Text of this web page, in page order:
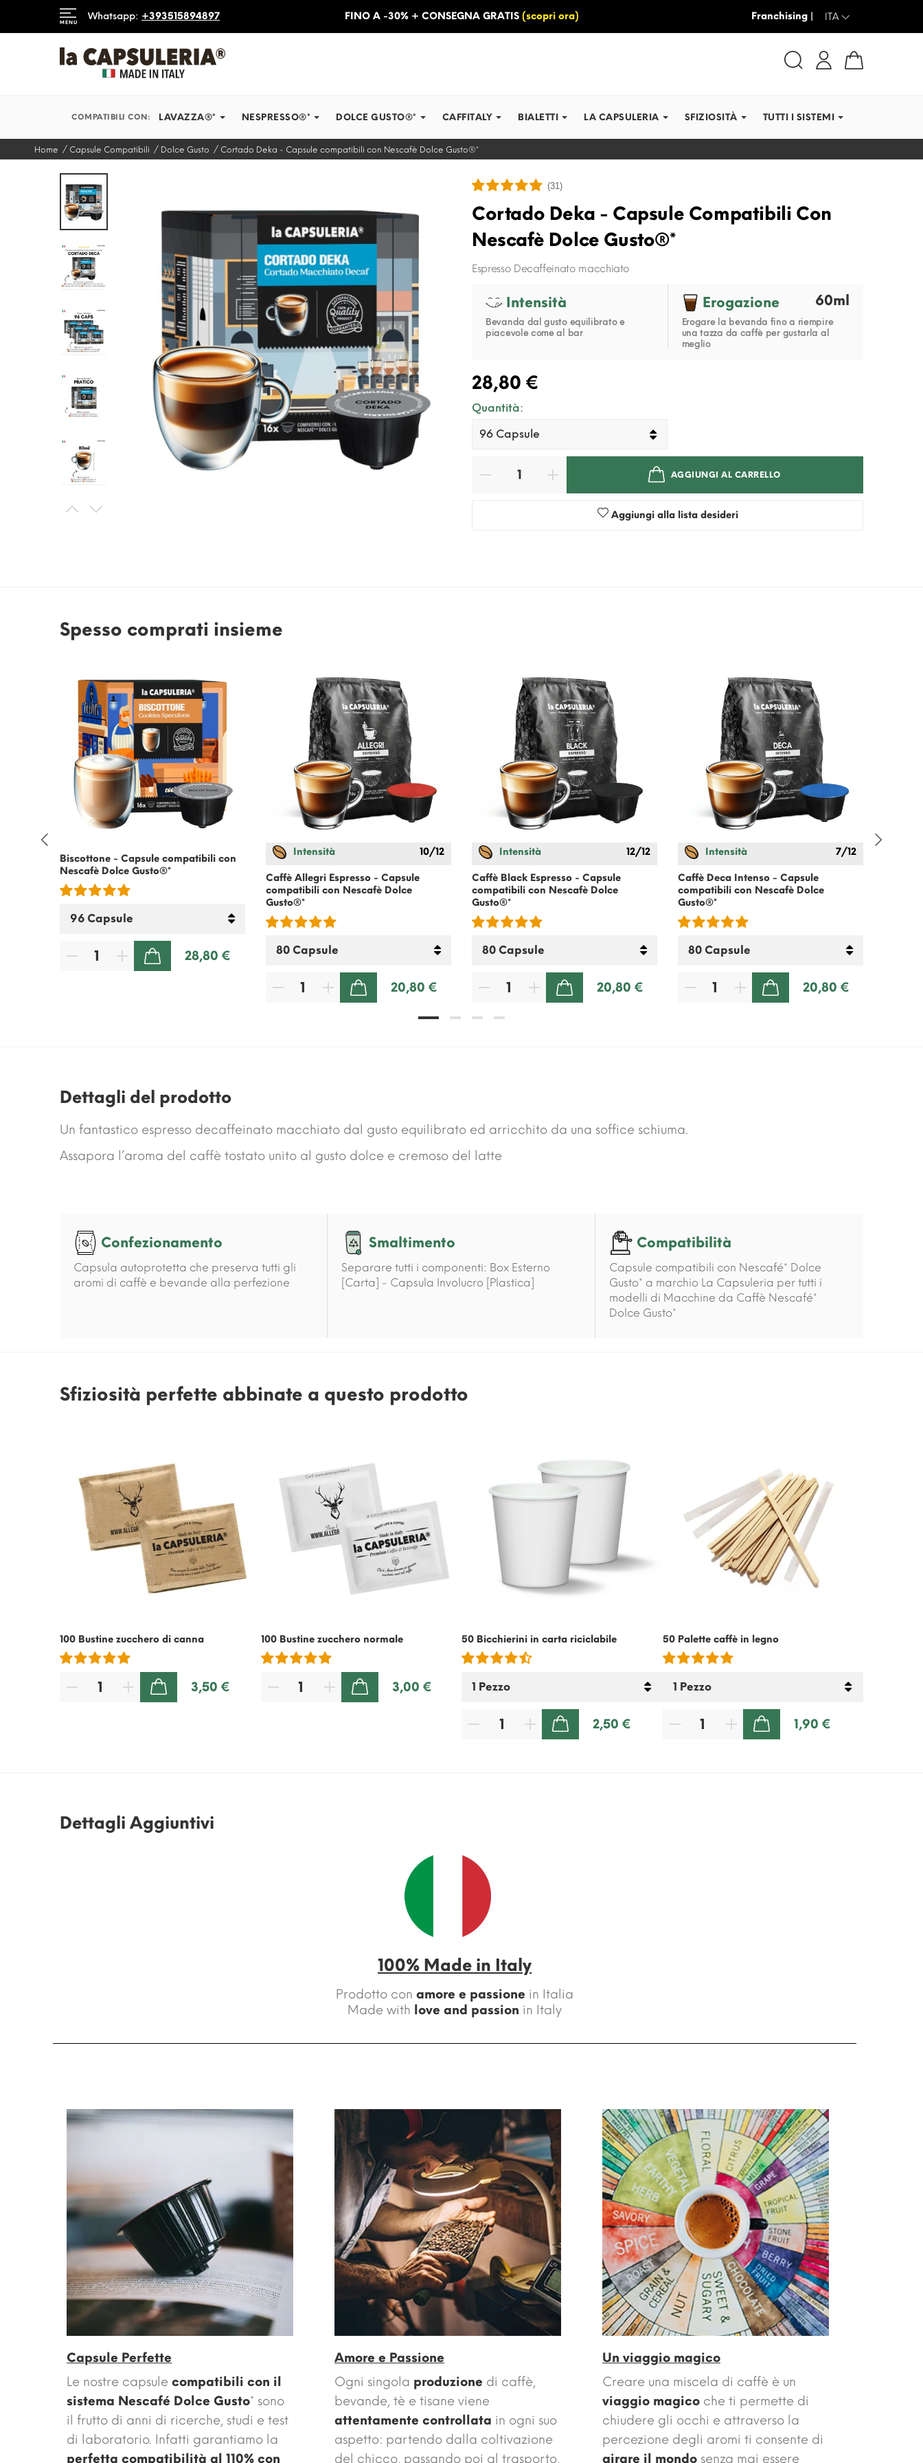
INFORMAZIONI BLOG
MENU
Whatsapp: +393515894897
IN TEMPI RECORD FINO A -30% + CONSEGNA GRATIS (scopri ora) SPEDIAMO IN TEMPI
Franchising | ITA
COMPATIBILI CON: LAVAZZA®* NESPRESSO®* DOLCE GUSTO®* CAFFITALY BIALETTI LA CAPSULERIA SFIZIOSITÀ TUTTI I SISTEMI
Home Capsule Compatibili Dolce Gusto Cortado Deka - Capsule compatibili con Nescafè Dolce Gusto®*
(31)
Cortado Deka - Capsule Compatibili Con
Nescafè Dolce Gusto®*
Espresso Decaffeinato macchiato
Intensità
Bevanda dal gusto equilibrato e
piacevole come al bar
Erogazione 60ml
Erogare la bevanda fino a riempire
una tazza da caffè per gustarla al
meglio
28,80 €
Quantità:
AGGIUNGI AL CARRELLO
Aggiungi alla lista desideri
Spesso comprati insieme
Biscottone - Capsule compatibili con
Nescafè Dolce Gusto®*
28,80 €
Intensità 10/12
Caffè Allegri Espresso - Capsule
compatibili con Nescafè Dolce
Gusto®*
20,80 €
Intensità 12/12
Caffè Black Espresso - Capsule
compatibili con Nescafè Dolce
Gusto®*
20,80 €
Intensità 7/12
Caffè Deca Intenso - Capsule
compatibili con Nescafè Dolce
Gusto®*
20,80 €
Dettagli del prodotto
Un fantastico espresso decaffeinato macchiato dal gusto equilibrato ed arricchito da una soffice schiuma.
Assapora l’aroma del caffè tostato unito al gusto dolce e cremoso del latte
Confezionamento
Capsula autoprotetta che preserva tutti gli
aromi di caffè e bevande alla perfezione
Smaltimento
Separare tutti i componenti: Box Esterno
[Carta] - Capsula Involucro [Plastica]
Compatibilità
Capsule compatibili con Nescafé* Dolce
Gusto* a marchio La Capsuleria per tutti i
modelli di Macchine da Caffè Nescafé*
Dolce Gusto*
Sfiziosità perfette abbinate a questo prodotto
100 Bustine zucchero di canna
3,50 €
100 Bustine zucchero normale
3,00 €
50 Bicchierini in carta riciclabile
2,50 €
50 Palette caffè in legno
1,90 €
Dettagli Aggiuntivi
100% Made in Italy
Prodotto con amore e passione in Italia
Made with love and passion in Italy
Capsule Perfette
Le nostre capsule compatibili con il
sistema Nescafé Dolce Gusto* sono
il frutto di anni di ricerche, studi e test
di laboratorio. Infatti garantiamo la
perfetta compatibilità al 110% con
Amore e Passione
Ogni singola produzione di caffè,
bevande, tè e tisane viene
attentamente controllata in ogni suo
aspetto: partendo dalla coltivazione
del chicco, passando poi al trasporto,
Un viaggio magico
Creare una miscela di caffè è un
viaggio magico che ti permette di
chiudere gli occhi e attraverso la
percezione degli aromi ti consente di
girare il mondosenza mai essere